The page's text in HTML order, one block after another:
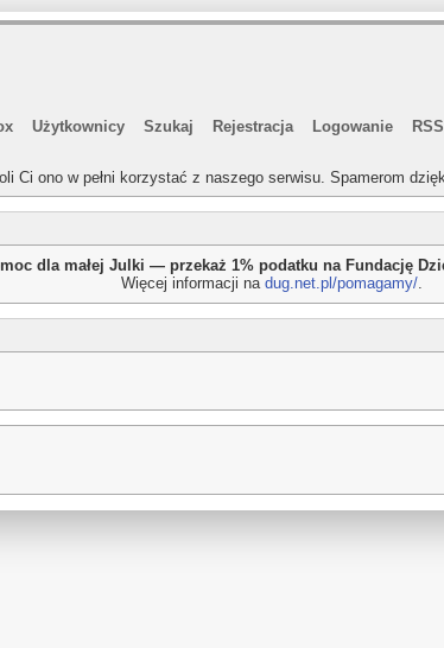
Użytkownicy Szukaj Rejestracja Logowanie
RSS
Ci ono w pełni korzystać z naszego serwisu. Spamerom
dla małej Julki — przekaż 1% podatku na Fundację
Więcej informacji na dug.net.pl/pomagamy/.